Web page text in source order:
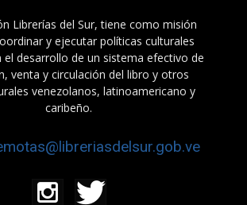
Librerías del Sur, tiene como misión
y ejecutar políticas culturales
el desarrollo de un sistema efectivo de
venta y circulación del libro y otros
venezolanos, latinoamericano y
caribeño.